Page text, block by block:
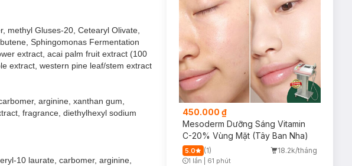
methyl Gluses-20, Cetearyl Olivate,
Sphingomonas Fermentation
extract, acai palm fruit extract (100
extract, western pine leaf/stem extract
arginine, xanthan gum,
fragrance, diethylhexyl sodium
10 laurate, carbomer, arginine,
450.000 ₫
Mesoderm Dưỡng Sáng Vitamin
C-20% Vùng Mặt (Tây Ban Nha)
5.0 (1) 18.2k/tháng
1 lần 61 phút